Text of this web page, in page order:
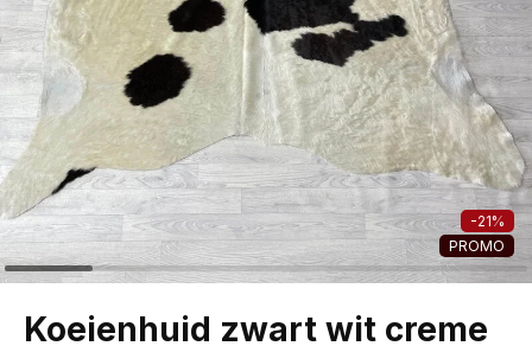
-21%
PROMO
Koeienhuid zwart wit creme